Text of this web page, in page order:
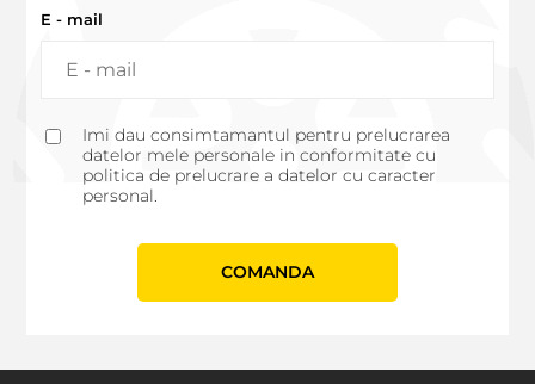
E - mail
Imi dau consimtamantul pentru prelucrarea
datelor mele personale in conformitate cu
politica de prelucrare a datelor cu caracter
personal.
СOMANDA